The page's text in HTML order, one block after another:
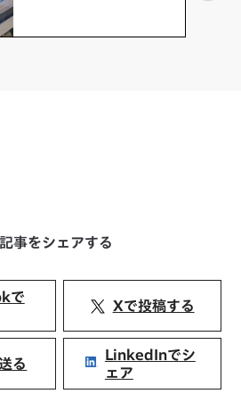
事をシェアする
で
Xで投稿する
る
LinkedInでシ
ェア